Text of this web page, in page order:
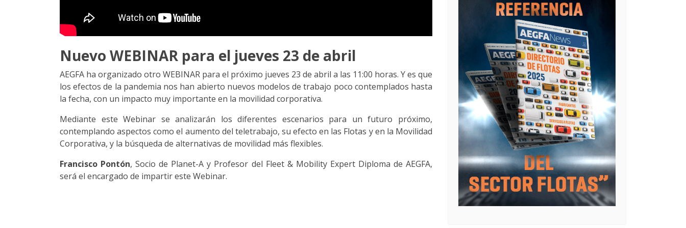
Nuevo WEBINAR para el jueves 23 de abril
AEGFA ha organizado otro WEBINAR para el próximo jueves 23 de abril a las 11:00 horas. Y es que
los efectos de la pandemia nos han abierto nuevos modelos de trabajo poco contemplados hasta
la fecha, con un impacto muy importante en la movilidad corporativa.
Mediante este Webinar se analizarán los diferentes escenarios para un futuro próximo,
contemplando aspectos como el aumento del teletrabajo, su efecto en las Flotas y en la Movilidad
Corporativa, y la búsqueda de alternativas de movilidad más flexibles.
Francisco Pontón, Socio de Planet-A y Profesor del Fleet & Mobility Expert Diploma de AEGFA,
será el encargado de impartir este Webinar.